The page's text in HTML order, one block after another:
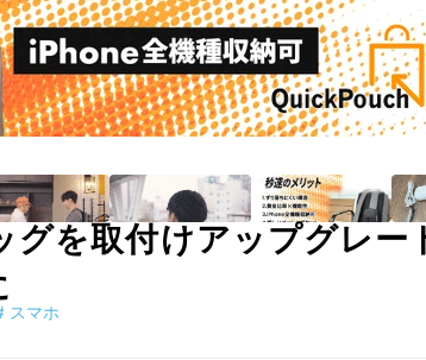
グを取付けアップグレー
スマホ